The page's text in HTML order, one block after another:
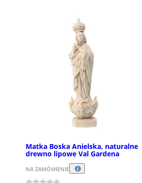
Matka Boska Anielska, naturalne
drewno lipowe Val Gardena
NA ZAMÓWIENIE